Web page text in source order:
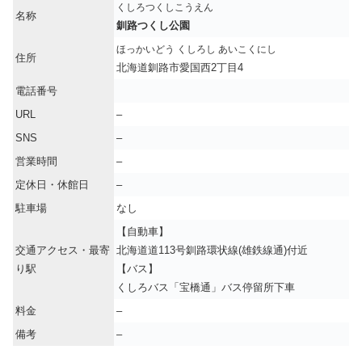
名称
くしろつくしこうえん
釧路つくし公園
住所
ほっかいどう くしろし あいこくにし
北海道釧路市愛国西2丁目4
電話番号
URL
–
SNS
–
営業時間
–
定休日・休館日
–
駐車場
なし
交通アクセス・最寄
り駅
【自動車】
北海道道113号釧路環状線(雄鉄線通)付近
【バス】
くしろバス「宝橋通」バス停留所下車
料金
–
備考
–